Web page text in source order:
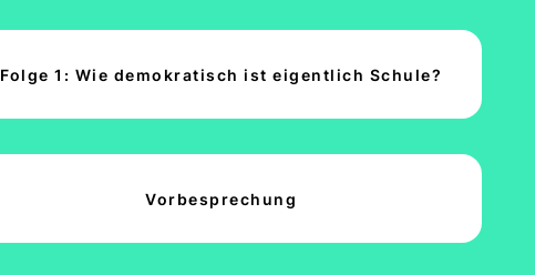
Folge 1: Wie demokratisch ist eigentlich Schule?
Vorbesprechung